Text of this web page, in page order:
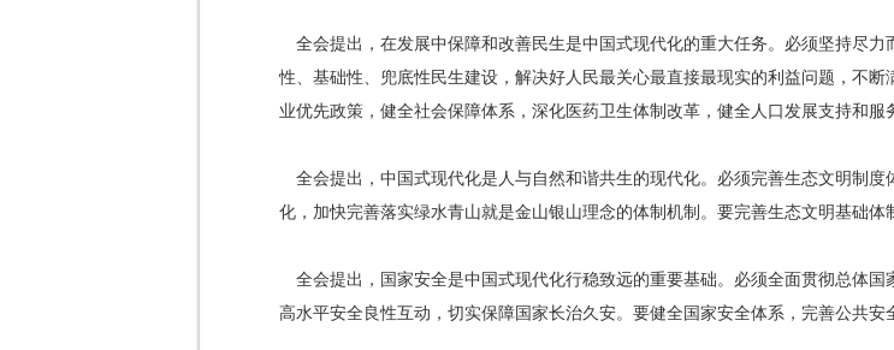
全会提出，在发展中保障和改善民生是中国式现代化的重大任务。必须坚持尽
性、基础性、兜底性民生建设，解决好人民最关心最直接最现实的利益问题，不
业优先政策，健全社会保障体系，深化医药卫生体制改革，健全人口发展支持和服
全会提出，中国式现代化是人与自然和谐共生的现代化。必须完善生态文明制
化，加快完善落实绿水青山就是金山银山理念的体制机制。要完善生态文明基础体
全会提出，国家安全是中国式现代化行稳致远的重要基础。必须全面贯彻总体
高水平安全良性互动，切实保障国家长治久安。要健全国家安全体系，完善公共安